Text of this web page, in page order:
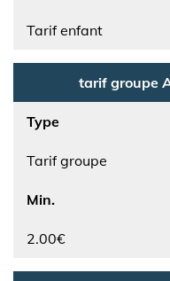
Tarif enfant
tarif groupe
Type
Tarif groupe
Min.
2.00€